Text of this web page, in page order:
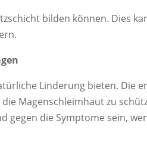
bilden können. Dies
Linderung bieten. Die
Magenschleimhaut zu
gegen die Symptome sein,